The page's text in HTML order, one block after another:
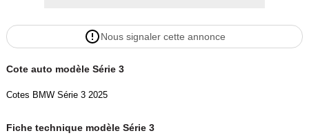
induction, Réglage éléc largeur dossier conducteur, Régulateur de
vitesse actif ACC +, Sièges AV électriques+mémoire conducteur,
M gainé cuir
Couleur
Puissance réelle
Nous signaler cette annonce
Cote auto modèle Série 3
Cotes BMW Série 3 2025
Fiche technique modèle Série 3